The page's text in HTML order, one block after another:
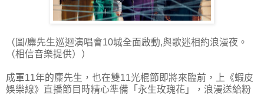
（圖/麋先生巡迴演唱會10城全面啟動,與歌迷相約浪漫夜。
（相信音樂提供））
成軍11年的麋先生，也在雙11光棍節即將來臨前，上《蝦皮
娛樂線》直播節目時精心準備「永生玫瑰花」，浪漫送給粉